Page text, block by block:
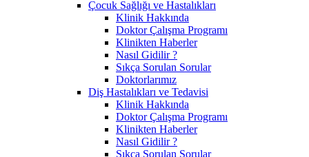
Çocuk Sağlığı ve Hastalıkları
Klinik Hakkında
Doktor Çalışma Programı
Klinikten Haberler
Nasıl Gidilir ?
Sıkça Sorulan Sorular
Doktorlarımız
Diş Hastalıkları ve Tedavisi
Klinik Hakkında
Doktor Çalışma Programı
Klinikten Haberler
Nasıl Gidilir ?
Sıkça Sorulan Sorular